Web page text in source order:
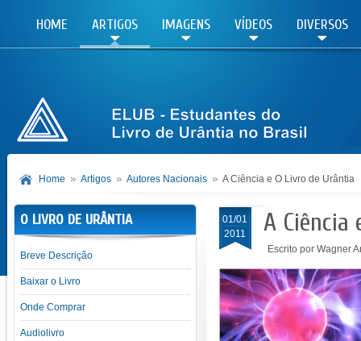
HOME ARTIGOS IMAGENS VÍDEOS DIVERSOS
Home Artigos Autores Nacionais A Ciência e O Livro de Urântia
01/01
2011
A Ciência
Escrito por Wagner
O LIVRO DE URÂNTIA
Breve Descrição
Baixar o Livro
Onde Comprar
Audiolivro